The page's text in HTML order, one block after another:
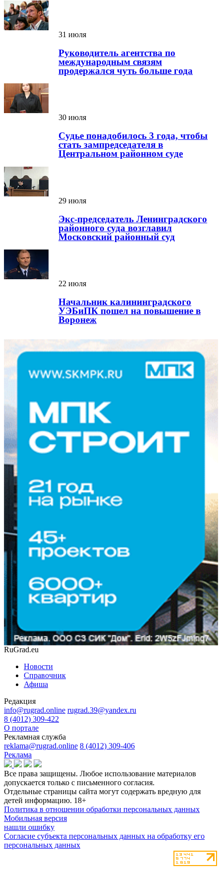
31 июля
Руководитель агентства по
международным связям
продержался чуть больше года
30 июля
Судье понадобилось 3 года, чтобы
стать зампредседателя в
Центральном районном суде
29 июля
Экс-председатель Ленинградского
районного суда возглавил
Московский районный суд
22 июля
Начальник калининградского
УЭБиПК пошел на повышение в
Воронеж
RuGrad.eu
Новости
Справочник
Афиша
Редакция
info@rugrad.online rugrad.39@yandex.ru
8 (4012) 309-422
О портале
Рекламная служба
reklama@rugrad.online 8 (4012) 309-406
Реклама
Все права защищены. Любое использование материалов
допускается только с письменного согласия.
Отдельные страницы сайта могут содержать вредную для
детей информацию. 18+
Политика в отношении обработки персональных данных
Мобильная версия
нашли ошибку
Согласие субъекта персональных данных на обработку его
персональных данных